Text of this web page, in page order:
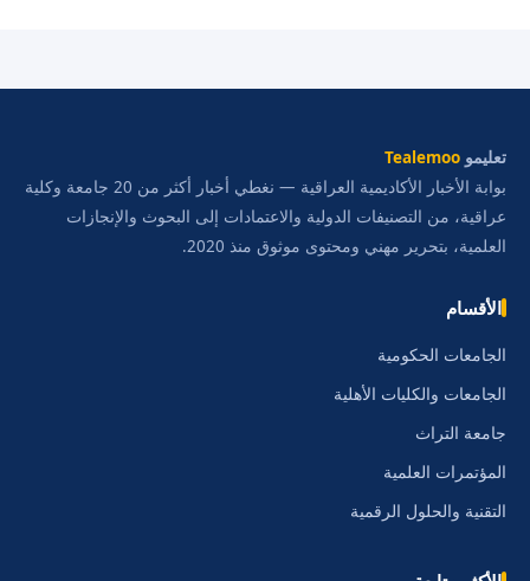
تعليمو Tealemoo
بوابة الأخبار الأكاديمية العراقية — نغطي أخبار أكثر من 20 جامعة وكلية
عراقية، من التصنيفات الدولية والاعتمادات إلى البحوث والإنجازات
العلمية، بتحرير مهني ومحتوى موثوق منذ 2020.
الأقسام
الجامعات الحكومية
الجامعات والكليات الأهلية
جامعة التراث
المؤتمرات العلمية
التقنية والحلول الرقمية